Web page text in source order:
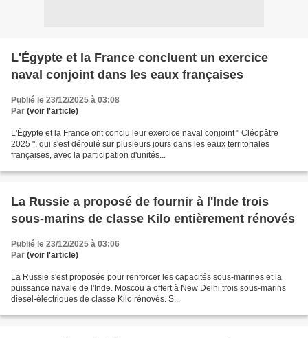
L'Égypte et la France concluent un exercice
naval conjoint dans les eaux françaises
Publié le 23/12/2025 à 03:08
Par (voir l'article)
L'Égypte et la France ont conclu leur exercice naval conjoint " Cléopâtre
2025 ", qui s'est déroulé sur plusieurs jours dans les eaux territoriales
françaises, avec la participation d'unités...
La Russie a proposé de fournir à l'Inde trois
sous-marins de classe Kilo entièrement rénovés
Publié le 23/12/2025 à 03:06
Par (voir l'article)
La Russie s'est proposée pour renforcer les capacités sous-marines et la
puissance navale de l'Inde. Moscou a offert à New Delhi trois sous-marins
diesel-électriques de classe Kilo rénovés. S...